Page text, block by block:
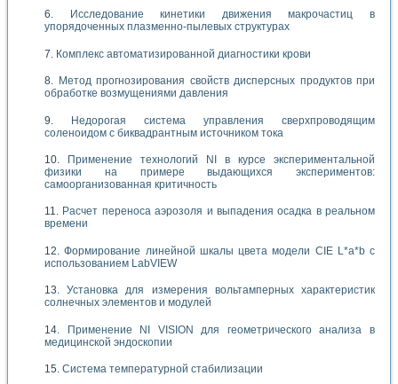
Исследование кинетики движения макрочастиц в
упорядоченных плазменно-пылевых структурах
Комплекс автоматизированной диагностики крови
Метод прогнозирования свойств дисперсных продуктов при
обработке возмущениями давления
Недорогая система управления сверхпроводящим
соленоидом с биквадрантным источником тока
Применение технологий NI в курсе экспериментальной
физики на примере выдающихся экспериментов:
самоорганизованная критичность
Расчет переноса аэрозоля и выпадения осадка в реальном
времени
Формирование линейной шкалы цвета модели CIE L*a*b с
использованием LabVIEW
Установка для измерения вольтамперных характеристик
солнечных элементов и модулей
Применение NI VISION для геометрического анализа в
медицинской эндоскопии
Система температурной стабилизации